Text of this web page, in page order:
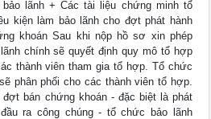
lãnh + Các tài liệu chứng minh tổ
kiện làm bảo lãnh cho đợt phát hành
khoán Sau khi nộp hồ sơ xin phép
chính sẽ quyết định quy mô tổ hợp
thành viên tham gia tổ hợp. Tổ chức
phân phối cho các thành viên tổ hợp.
bán chứng khoán - đặc biệt là phát
ra công chúng - tổ chức bảo lãnh